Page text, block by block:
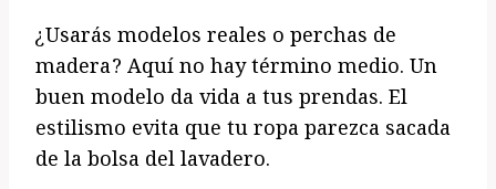
¿Usarás modelos reales o perchas de
madera? Aquí no hay término medio. Un
buen modelo da vida a tus prendas. El
estilismo evita que tu ropa parezca sacada
de la bolsa del lavadero.